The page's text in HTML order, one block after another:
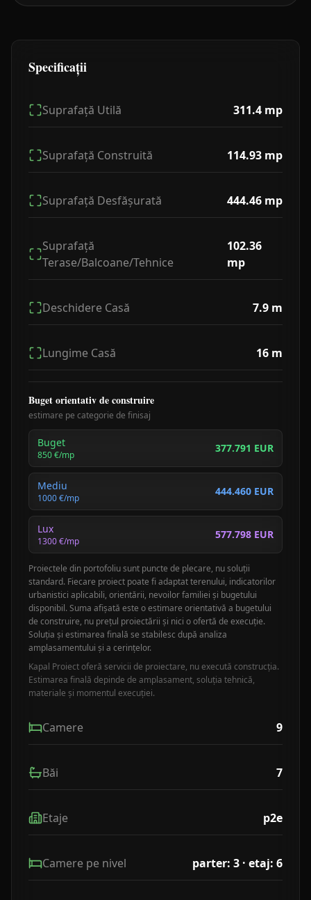
Specificații
Suprafață Utilă 311.4 mp
Suprafață Construită 114.93 mp
Suprafață Desfășurată 444.46 mp
Suprafață
Terase/Balcoane/Tehnice
102.36
mp
Deschidere Casă 7.9 m
Lungime Casă 16 m
Buget orientativ de construire
estimare pe categorie de finisaj
Buget
850€/mp
377.791 EUR
Mediu
1000€/mp
444.460 EUR
Lux
1300€/mp
577.798 EUR
Proiectele din portofoliu sunt puncte de plecare, nu soluții
standard. Fiecare proiect poate fi adaptat terenului, indicatorilor
urbanistici aplicabili, orientării, nevoilor familiei și bugetului
disponibil. Suma afișată este o estimare orientativă a bugetului
de construire, nu prețul proiectării și nici o ofertă de execuție.
Soluția și estimarea finală se stabilesc după analiza
amplasamentului și a cerințelor.
Kapal Proiect oferă servicii de proiectare, nu execută construcția.
Estimarea finală depinde de amplasament, soluția tehnică,
materiale și momentul execuției.
Camere 9
Băi 7
Etaje p2e
Camere pe nivel parter: 3 · etaj: 6